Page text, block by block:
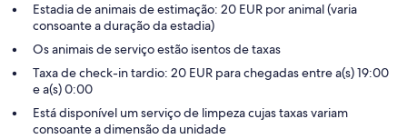
Estadia de animais de estimação: 20 EUR por animal (varia
consoante a duração da estadia)
Os animais de serviço estão isentos de taxas
Taxa de check-in tardio: 20 EUR para chegadas entre a(s) 19:00
e a(s) 0:00
Está disponível um serviço de limpeza cujas taxas variam
consoante a dimensão da unidade